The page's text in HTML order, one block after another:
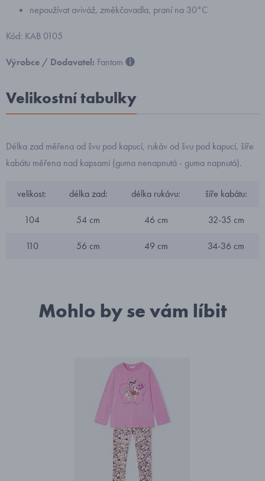
nepoužívat aviváž, změkčovadla, praní na 30°C
Kód: KAB 0105
Výrobce / Dodavatel: Fantom
Velikostní tabulky
Délka zad měřena od švu pod kapucí, rukáv od švu pod kapucí, šíře
kabátu měřena nad kapsami (guma nenapnutá - guma napnutá).
velikost: délka zad: délka rukávu: šíře kabátu:
104 54 cm 46 cm 32-35 cm
110 56 cm 49 cm 34-36 cm
Mohlo by se vám líbit